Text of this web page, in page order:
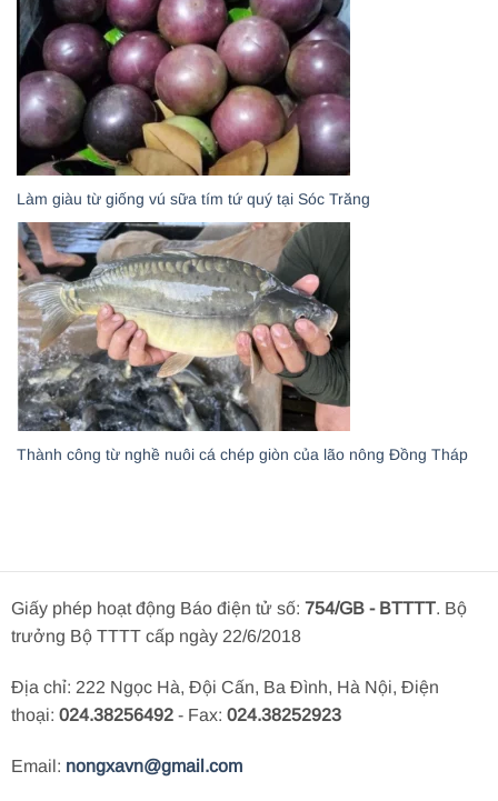
Làm giàu từ giống vú sữa tím tứ quý tại Sóc Trăng
Thành công từ nghề nuôi cá chép giòn của lão nông Đồng Tháp
Giấy phép hoạt động Báo điện tử số: 754/GB - BTTTT. Bộ
trưởng Bộ TTTT cấp ngày 22/6/2018
Địa chỉ: 222 Ngọc Hà, Đội Cấn, Ba Đình, Hà Nội, Điện
thoại: 024.38256492 - Fax: 024.38252923
Email: nongxavn@gmail.com